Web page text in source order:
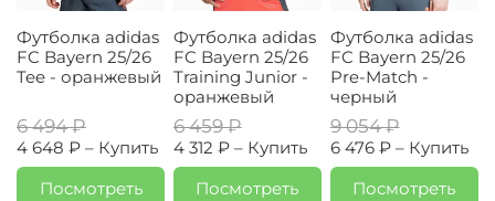
Футболка adidas
FC Bayern 25/26
Tee - оранжевый
6 494 ₽
4 648 ₽ – Купить
Посмотреть
Футболка adidas
FC Bayern 25/26
Training Junior -
оранжевый
6 459 ₽
4 312 ₽ – Купить
Посмотреть
Футболка adidas
FC Bayern 25/26
Pre-Match -
черный
9 054 ₽
6 476 ₽ – Купить
Посмотреть